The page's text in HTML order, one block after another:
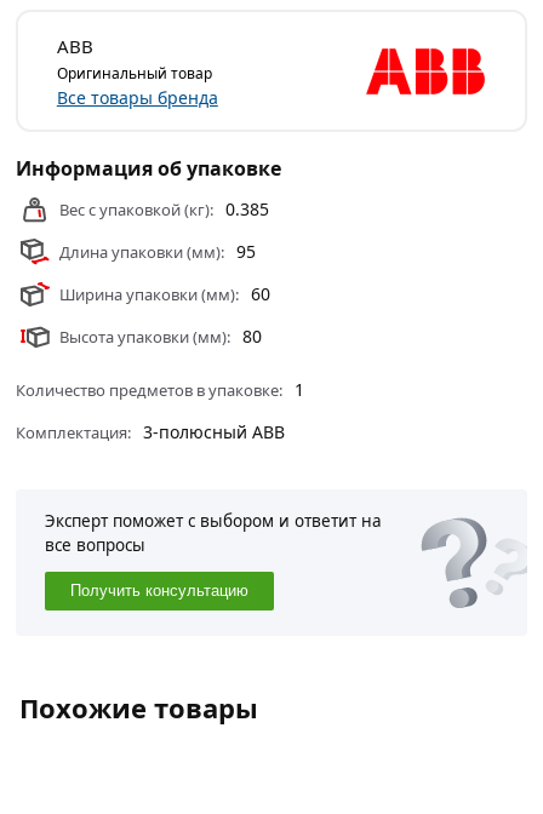
ABB
Оригинальный товар
Все товары бренда
Информация об упаковке
Вес с упаковкой (кг): 0.385
Длина упаковки (мм): 95
Ширина упаковки (мм): 60
Высота упаковки (мм): 80
Количество предметов в упаковке: 1
Комплектация: 3-полюсный ABB
Эксперт поможет с выбором и ответит на
все вопросы
Получить консультацию
Похожие товары